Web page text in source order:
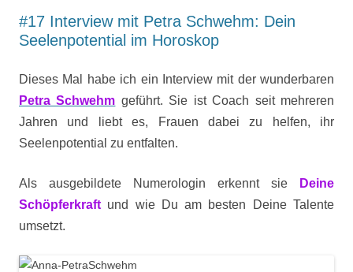
#17 Interview mit Petra Schwehm: Dein
Seelenpotential im Horoskop
Dieses Mal habe ich ein Interview mit der wunderbaren
Petra Schwehm geführt. Sie ist Coach seit mehreren
Jahren und liebt es, Frauen dabei zu helfen, ihr
Seelenpotential zu entfalten.
Als ausgebildete Numerologin erkennt sie
Deine
Schöpferkraft und wie Du am besten Deine Talente
umsetzt.